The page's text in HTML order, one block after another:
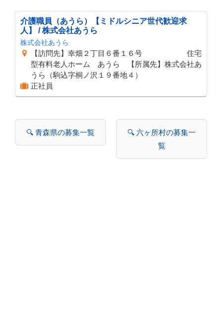
介護職員（あうら）【ミドルシニア世代歓迎求
人】 / 株式会社あうら
株式会社あうら
【訪問先】幸畑２丁目６番１６号 住宅
型有料老人ホーム あうら 【所属先】株式会社あ
うら（駒込字桐ノ沢１９番地４）
正社員
🔍 青森県の募集一覧
🔍 六ヶ所村の募集一
覧